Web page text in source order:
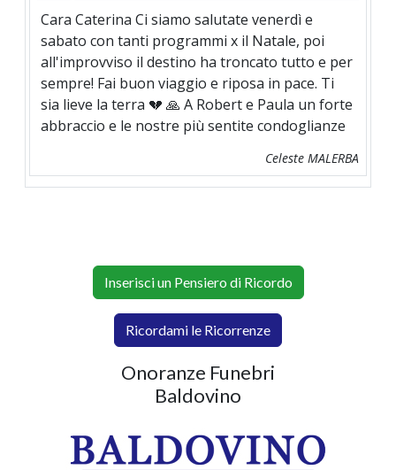
Cara Caterina Ci siamo salutate venerdì e
sabato con tanti programmi x il Natale, poi
all'improvviso il destino ha troncato tutto e per
sempre! Fai buon viaggio e riposa in pace. Ti
sia lieve la terra 💔 🙏 A Robert e Paula un forte
abbraccio e le nostre più sentite condoglianze
Celeste MALERBA
Inserisci un Pensiero di Ricordo
Ricordami le Ricorrenze
Onoranze Funebri
Baldovino